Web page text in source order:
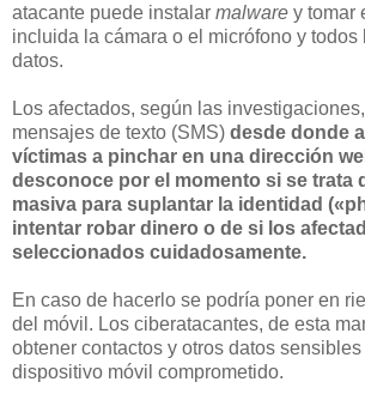
atacante puede instalar malware y tomar
incluida la cámara o el micrófono y todos
datos.
Los afectados, según las
mensajes de texto (SMS) desde donde
víctimas a pinchar en una dirección
desconoce por el momento si se trata
masiva para suplantar la identidad
intentar robar dinero o de si los
seleccionados cuidadosamente.
En caso de hacerlo se podría poner en
del móvil. Los ciberatacantes, de esta
obtener contactos y otros datos
dispositivo móvil comprometido.